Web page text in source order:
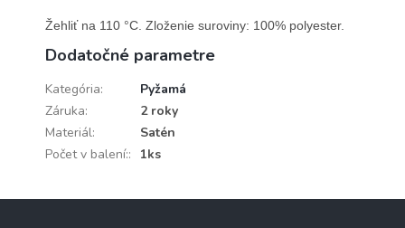
Žehliť na 110 °C. Zloženie suroviny: 100% polyester.
Dodatočné parametre
Kategória:
Pyžamá
Záruka:
2 roky
Materiál:
Satén
Počet v balení:: 1ks